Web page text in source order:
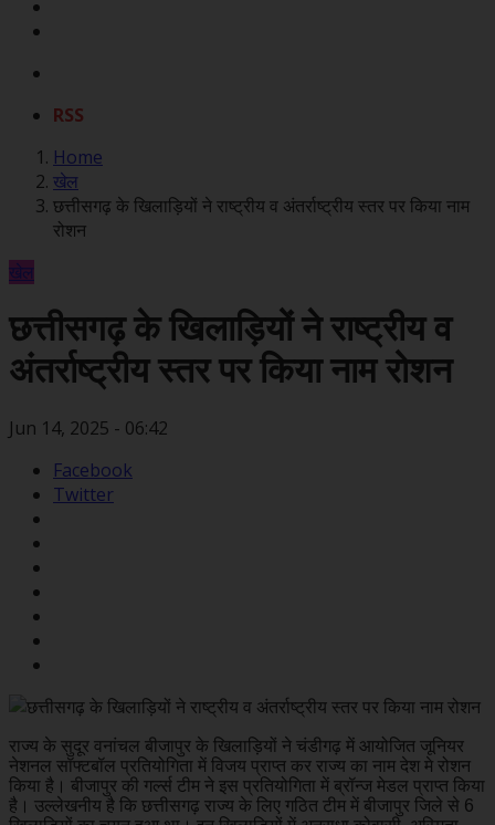
RSS
Home
खेल
छत्तीसगढ़ के खिलाड़ियों ने राष्ट्रीय व अंतर्राष्ट्रीय स्तर पर किया नाम
रोशन
खेल
छत्तीसगढ़ के खिलाड़ियों ने राष्ट्रीय व
अंतर्राष्ट्रीय स्तर पर किया नाम रोशन
Jun 14, 2025 - 06:42
Facebook
Twitter
राज्य के सुदूर वनांचल बीजापुर के खिलाड़ियों ने चंडीगढ़ में आयोजित जूनियर
नेशनल सॉफ्टबॉल प्रतियोगिता में विजय प्राप्त कर राज्य का नाम देश मे रोशन
किया है। बीजापुर की गर्ल्स टीम ने इस प्रतियोगिता में ब्रॉन्ज मेडल प्राप्त किया
है। उल्लेखनीय है कि छत्तीसगढ़ राज्य के लिए गठित टीम में बीजापुर जिले से 6